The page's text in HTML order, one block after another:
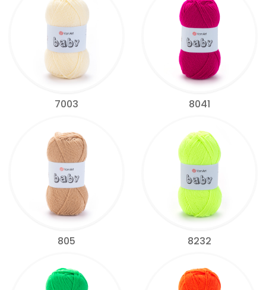
7003 8041
805 8232